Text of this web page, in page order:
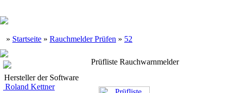
» Startseite » Rauchmelder Prüfen » 52
Hersteller der Software
Roland Kettner
Prüfliste Rauchwarnmelder